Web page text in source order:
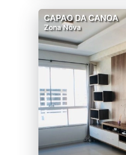
CAPAO DA CANOA
Zona Nova